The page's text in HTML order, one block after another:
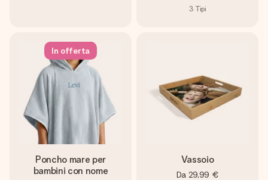
3 Tipi
In offerta
Poncho mare per
bambini con nome
Vassoio
Da 29,99 €